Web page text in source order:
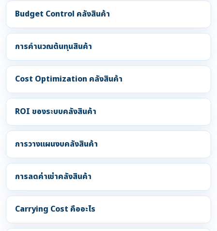
Budget Control คลังสินค้า
การคำนวณต้นทุนสินค้า
Cost Optimization คลังสินค้า
ROI ของระบบคลังสินค้า
การวางแผนงบคลังสินค้า
การลดค่าเช่าคลังสินค้า
Carrying Cost คืออะไร